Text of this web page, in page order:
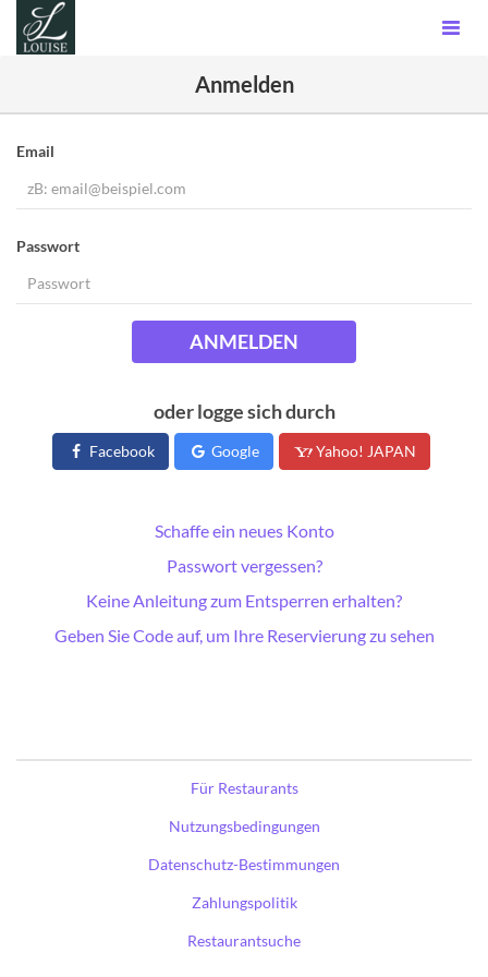
Anmelden
Email
Passwort
ANMELDEN
oder logge sich durch
Facebook Google Yahoo! JAPAN
Schaffe ein neues Konto
Passwort vergessen?
Keine Anleitung zum Entsperren erhalten?
Geben Sie Code auf, um Ihre Reservierung zu sehen
Für Restaurants
Nutzungsbedingungen
Datenschutz-Bestimmungen
Zahlungspolitik
Restaurantsuche